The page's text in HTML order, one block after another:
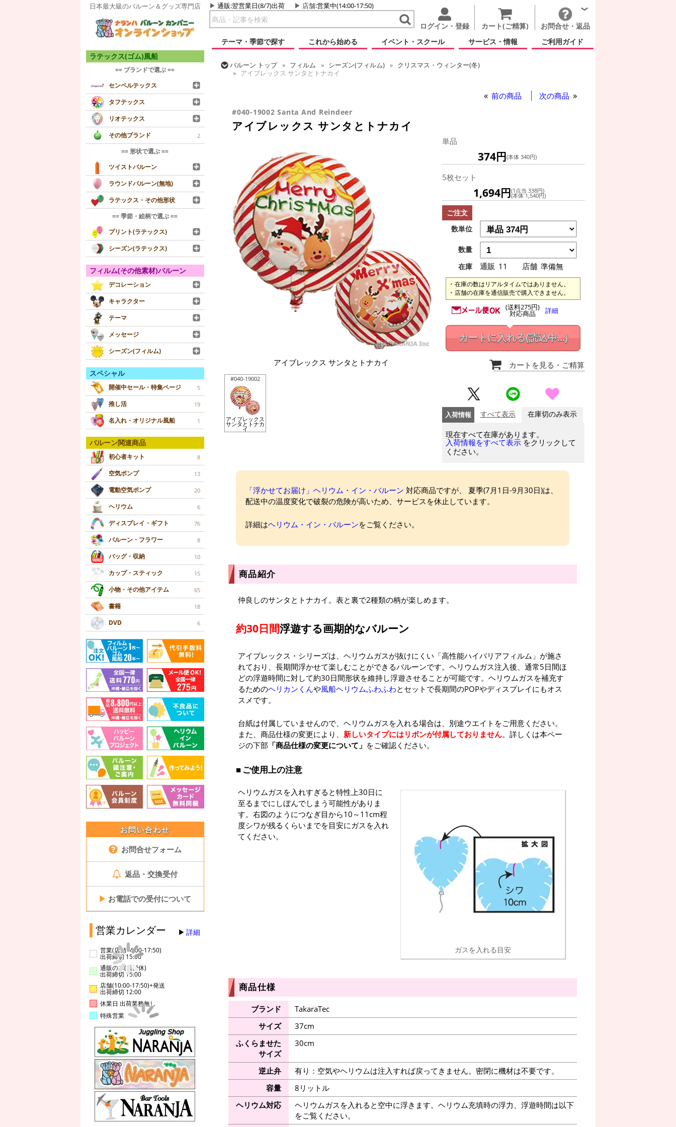
日本最大級のバルーン＆グッズ専門店 通販:翌営業日(8/7)出荷 店舗:営業中(14:00-17:50)
ログイン・登録 カート(ご精算)
お問合せ・返品
テーマ・季節で探す
これから始める イベント・スクール サービス・情報 ご利用ガイド
ラテックス(ゴム)風船
== ブランドで選ぶ ==
センペルテックス
タフテックス
リオテックス
その他ブランド
2
== 形状で選ぶ ==
ツイストバルーン
ラウンドバルーン(無地)
ラテックス・その他形状
== 季節・絵柄で選ぶ ==
プリント(ラテックス)
シーズン(ラテックス)
フィルム(その他素材)バルーン
デコレーション
キャラクター
テーマ
メッセージ
シーズン(フィルム)
スペシャル
開催中セール・特集ページ 5
推し活 19
名入れ・オリジナル風船 1
バルーン関連商品
初心者キット 8
空気ポンプ 13
電動空気ポンプ 20
ヘリウム 6
ディスプレイ・ギフト 76
バルーン・フラワー 8
バッグ・収納 10
カップ・スティック 15
小物・その他アイテム 65
書籍 18
DVD 6
お問い合わせ
お問合せフォーム
返品・交換受付
▶ お電話での受付について
営業カレンダー 詳細
営業(店舗14:00-17:50)
出荷締切 15:00
通販のみ(店舗休)
出荷締切 15:00
店舗(10:00-17:50)+発送
出荷締切 12:00
休業日 出荷業務無し
特殊営業
バルーン トップ フィルム シーズン(フィルム)
クリスマス・ウィンター(冬)
アイブレックス サンタとトナカイ
前の商品 次の商品
#040-19002 Santa And Reindeer
アイブレックス サンタとトナカイ
アイブレックス サンタとトナカイ
#040-19002
アイブレックス
サンタとトナカ
イ
単品
374円(本体 340円)
5枚セット
1,694円(1点当 338円)
(本体 1,540円)
ご注文
数単位
数量
在庫
通販 11 店舗 準備無
在庫の数はリアルタイムではありません。
店舗の在庫を通信販売で購入できません。
(送料275円)
対応商品 詳細
カートに入れる(読込中...)
カートを見る ・ご精算
入荷情報 すべて表示 在庫切のみ表示
現在すべて在庫があります。
入荷情報をすべて表示 をクリックして
ください。
「浮かせてお届け」ヘリウム・イン・バルーン 対応商品ですが、 夏季(7月1日-9月30日)は、
配送中の温度変化で破裂の危険が高いため、サービスを休止しています。
詳細はヘリウム・イン・バルーンをご覧ください。
商品紹介
仲良しのサンタとトナカイ。表と裏で2種類の柄が楽しめます。
約30日間浮遊する画期的なバルーン
アイブレックス・シリーズは、ヘリウムガスが抜けにくい「高性能ハイバリアフィルム」が施さ
れており、長期間浮かせて楽しむことができるバルーンです。ヘリウムガス注入後、通常5日間ほ
どの浮遊時間に対して約30日間形状を維持し浮遊させることが可能です。ヘリウムガスを補充す
るためのヘリカンくんや風船ヘリウムふわふわとセットで長期間のPOPやディスプレイにもオス
スメです。
台紙は付属していませんので、ヘリウムガスを入れる場合は、別途ウエイトをご用意ください。
また、商品仕様の変更により、 新しいタイプにはリボンが付属しておりません。詳しくは本ペー
ジの下部 「商品仕様の変更について」 をご確認ください。
ご使用上の注意
ガスを入れる目安
ヘリウムガスを入れすぎると特性上30日に
至るまでにしぼんでしまう可能性がありま
す。右図のようにつなぎ目から10～11cm程
度シワが残るくらいまでを目安にガスを入れ
てください。
商品仕様
ブランド
TakaraTec
サイズ
37cm
ふくらませた
サイズ
30cm
逆止弁
有り：空気やヘリウムは注入すれば戻ってきません。密閉に機材は不要です。
容量
8リットル
ヘリウム対応
ヘリウムガスを入れると空中に浮きます。ヘリウム充填時の浮力、浮遊時間は以下
をご覧ください。